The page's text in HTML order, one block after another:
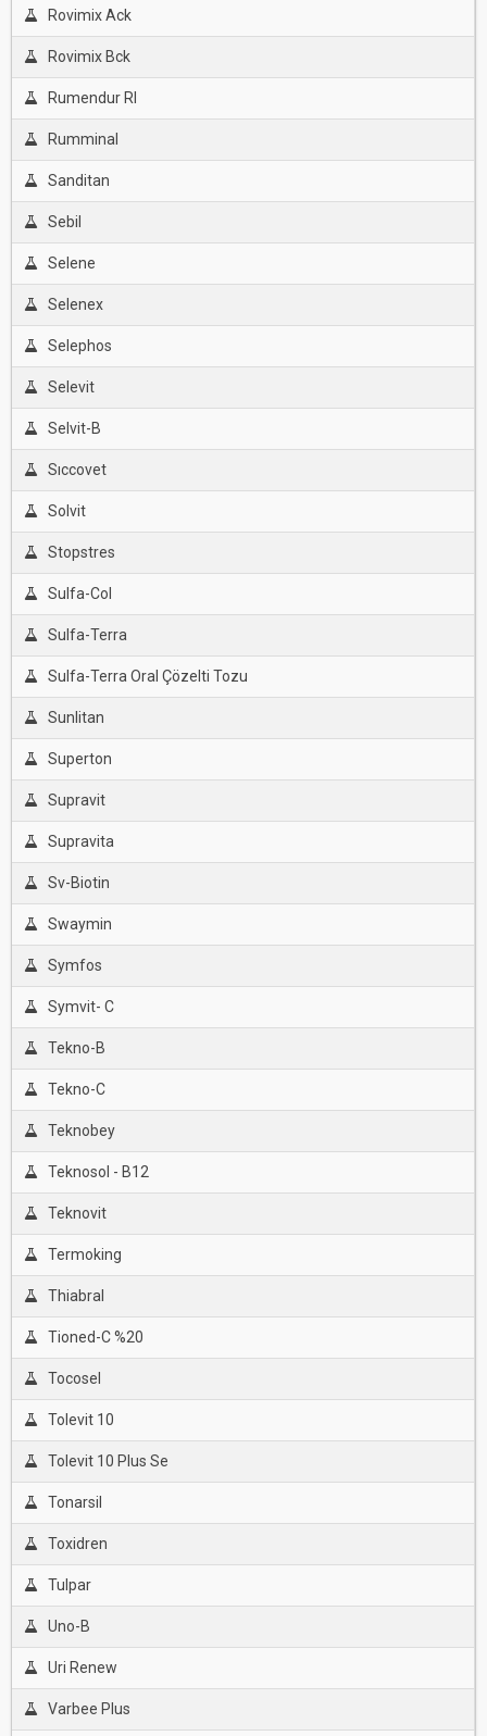
Rovimix Ack
Rovimix Bck
Rumendur Rl
Rumminal
Sanditan
Sebil
Selene
Selenex
Selephos
Selevit
Selvit-B
Sıccovet
Solvit
Stopstres
Sulfa-Col
Sulfa-Terra
Sulfa-Terra Oral Çözelti Tozu
Sunlitan
Superton
Supravit
Supravita
Sv-Biotin
Swaymin
Symfos
Symvit- C
Tekno-B
Tekno-C
Teknobey
Teknosol - B12
Teknovit
Termoking
Thiabral
Tioned-C %20
Tocosel
Tolevit 10
Tolevit 10 Plus Se
Tonarsil
Toxidren
Tulpar
Uno-B
Uri Renew
Varbee Plus